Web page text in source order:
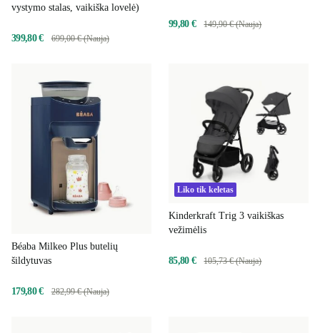
vystymo stalas, vaikiška lovelė)
399,80 € 699,00 € (Nauja)
99,80 € 149,90 € (Nauja)
Béaba Milkeo Plus butelių
šildytuvas
179,80 € 282,99 € (Nauja)
Liko tik keletas
Kinderkraft Trig 3 vaikiškas
vežimėlis
85,80 € 105,73 € (Nauja)